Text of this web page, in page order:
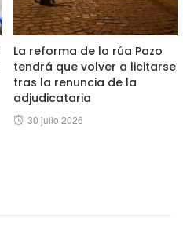
La reforma de la rúa Pazo
tendrá que volver a licitarse
tras la renuncia de la
adjudicataria
Posted
30 julio 2026